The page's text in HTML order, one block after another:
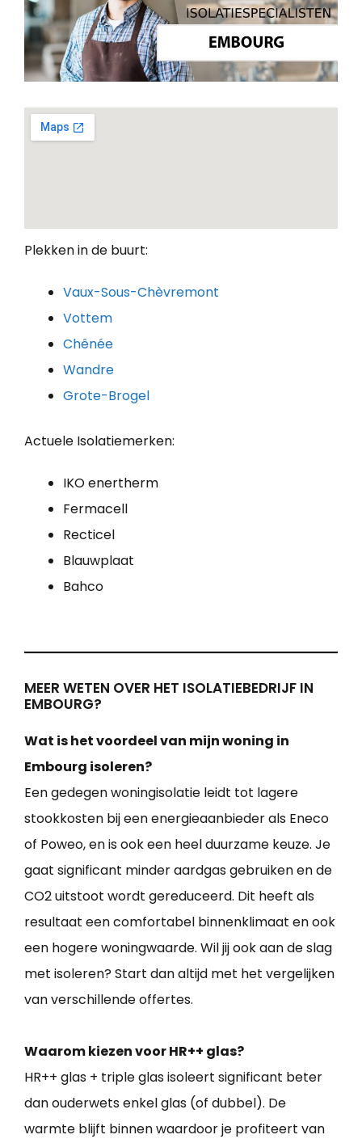
Plekken in de buurt:
Vaux-Sous-Chèvremont
Vottem
Chênée
Wandre
Grote-Brogel
Actuele Isolatiemerken:
IKO enertherm
Fermacell
Recticel
Blauwplaat
Bahco
MEER WETEN OVER HET ISOLATIEBEDRIJF IN
EMBOURG?
Wat is het voordeel van mijn woning in
Embourg isoleren?
Een gedegen woningisolatie leidt tot lagere
stookkosten bij een energieaanbieder als Eneco
of Poweo, en is ook een heel duurzame keuze. Je
gaat significant minder aardgas gebruiken en de
CO2 uitstoot wordt gereduceerd. Dit heeft als
resultaat een comfortabel binnenklimaat en ook
een hogere woningwaarde. Wil jij ook aan de slag
met isoleren? Start dan altijd met het vergelijken
van verschillende offertes.
Waarom kiezen voor HR++ glas?
HR++ glas + triple glas isoleert significant beter
dan ouderwets enkel glas (of dubbel). De
warmte blijft binnen waardoor je profiteert van